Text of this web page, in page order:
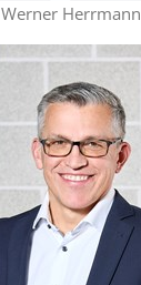
Werner Herrmann